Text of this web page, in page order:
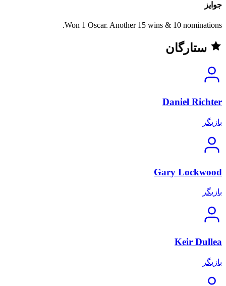
جوایز
Won 1 Oscar. Another 15 wins & 10 nominations.
ستارگان
Daniel Richter
بازیگر
Gary Lockwood
بازیگر
Keir Dullea
بازیگر